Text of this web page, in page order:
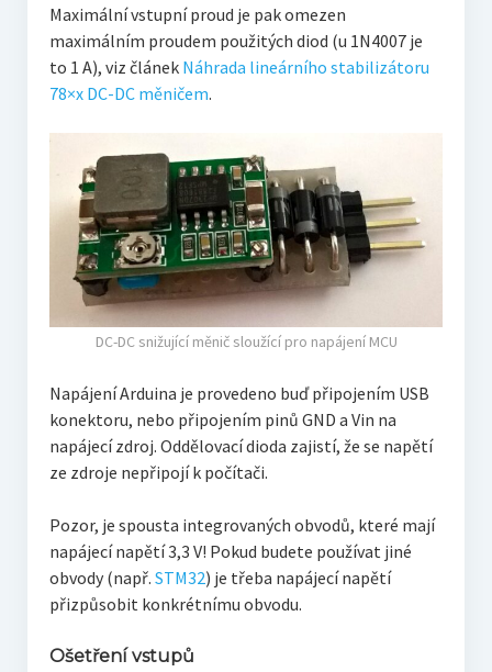
Maximální vstupní proud je pak omezen
maximálním proudem použitých diod (u 1N4007 je
to 1 A), viz článek Náhrada lineárního stabilizátoru
78×x DC-DC měničem.
DC-DC snižující měnič sloužící pro napájení MCU
Napájení Arduina je provedeno buď připojením USB
konektoru, nebo připojením pinů GND a Vin na
napájecí zdroj. Oddělovací dioda zajistí, že se napětí
ze zdroje nepřipojí k počítači.
Pozor, je spousta integrovaných obvodů, které mají
napájecí napětí 3,3 V! Pokud budete používat jiné
obvody (např. STM32) je třeba napájecí napětí
přizpůsobit konkrétnímu obvodu.
Ošetření vstupů